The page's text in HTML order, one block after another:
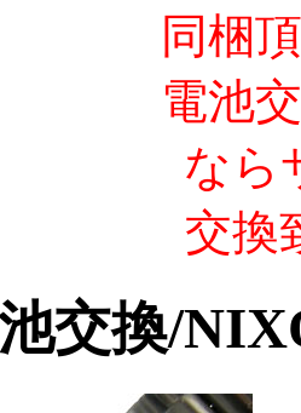
同梱
電池
なら
交換
交換/